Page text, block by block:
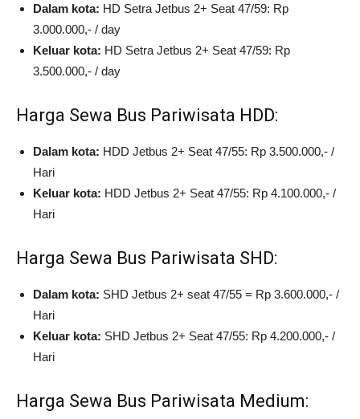
Dalam kota: HD Setra Jetbus 2+ Seat 47/59: Rp
3.000.000,- / day
Keluar kota: HD Setra Jetbus 2+ Seat 47/59: Rp
3.500.000,- / day
Harga Sewa Bus Pariwisata HDD:
Dalam kota: HDD Jetbus 2+ Seat 47/55: Rp 3.500.000,- /
Hari
Keluar kota: HDD Jetbus 2+ Seat 47/55: Rp 4.100.000,- /
Hari
Harga Sewa Bus Pariwisata SHD:
Dalam kota: SHD Jetbus 2+ seat 47/55 = Rp 3.600.000,- /
Hari
Keluar kota: SHD Jetbus 2+ Seat 47/55: Rp 4.200.000,- /
Hari
Harga Sewa Bus Pariwisata Medium: